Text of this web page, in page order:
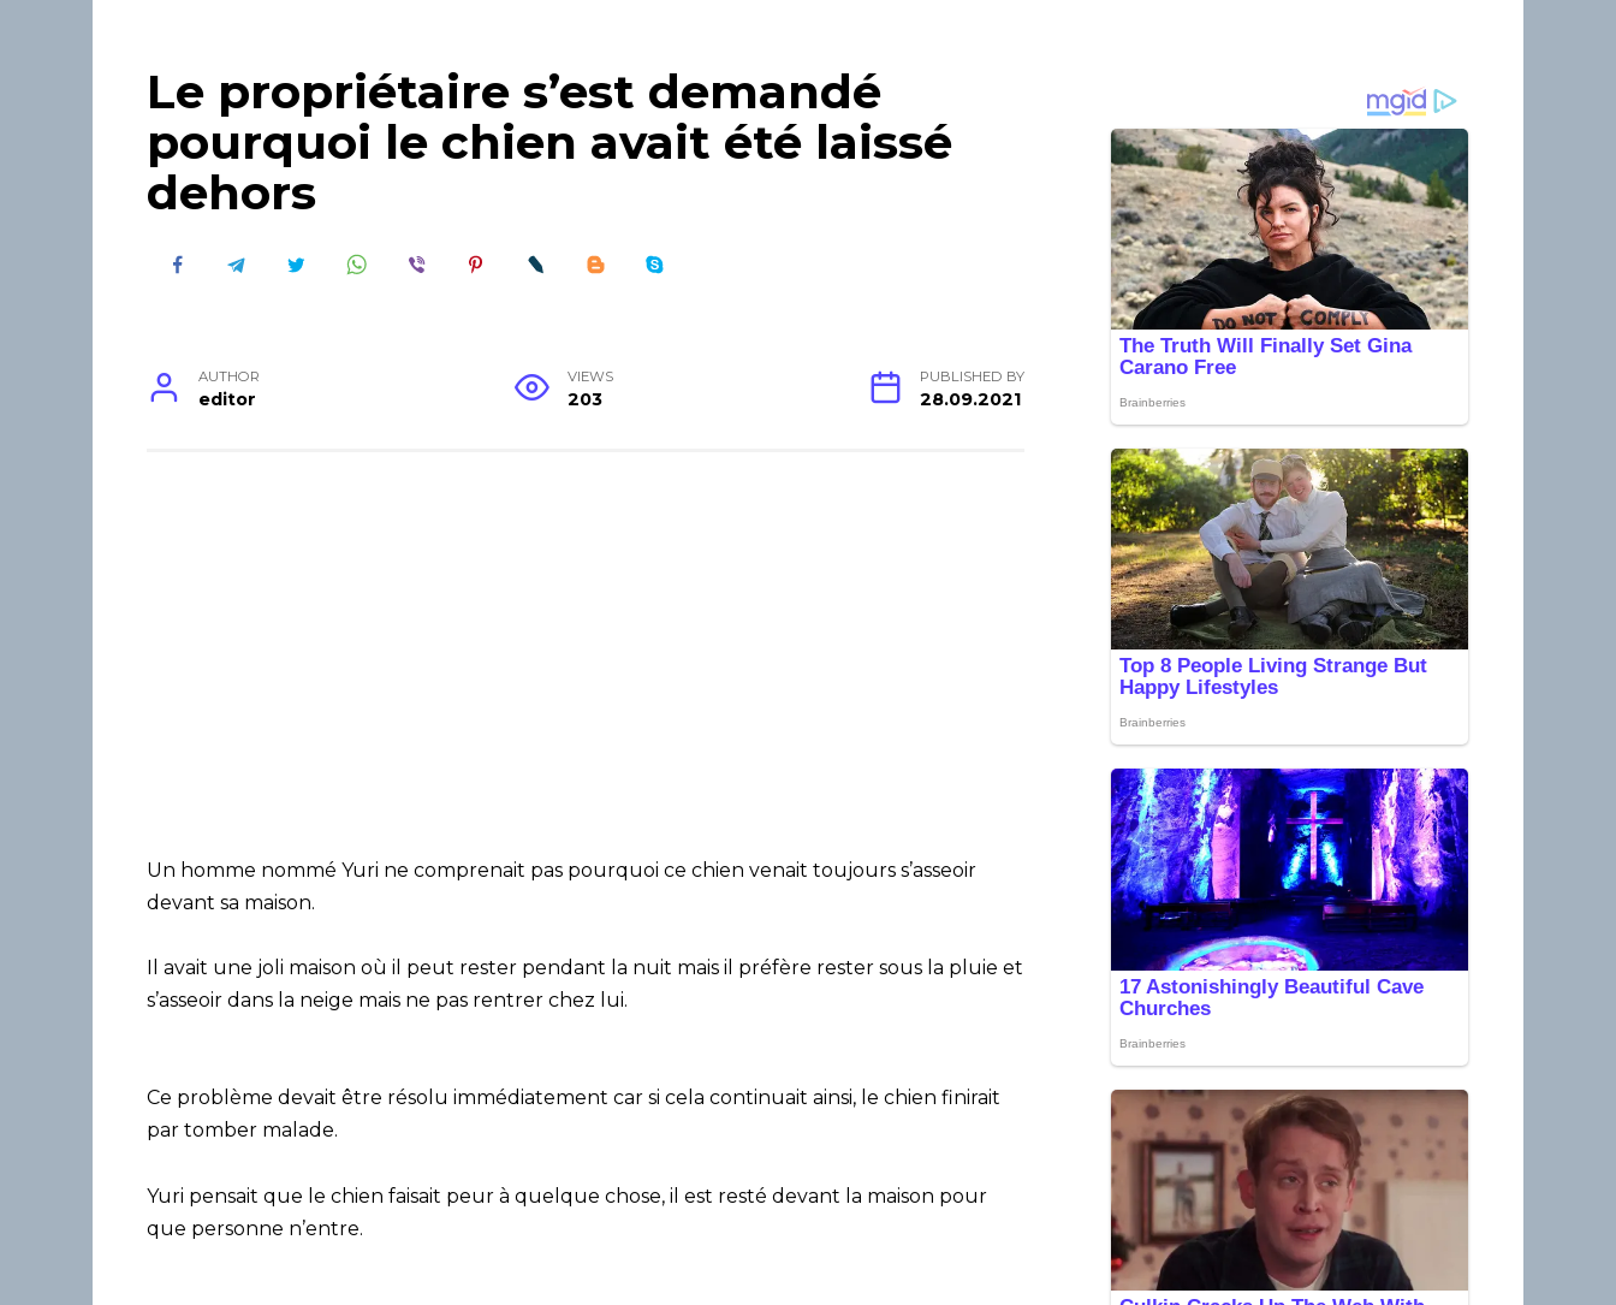
Le propriétaire s’est demandé
pourquoi le chien avait été laissé
dehors
AUTHOR
editor
VIEWS
203
PUBLISHED BY
28.09.2021
Un homme nommé Yuri ne comprenait pas pourquoi ce chien venait toujours s’asseoir
devant sa maison.
Il avait une joli maison où il peut rester pendant la nuit mais il préfère rester sous la pluie et
s’asseoir dans la neige mais ne pas rentrer chez lui.
Ce problème devait être résolu immédiatement car si cela continuait ainsi, le chien finirait
par tomber malade.
Yuri pensait que le chien faisait peur à quelque chose, il est resté devant la maison pour
que personne n’entre.